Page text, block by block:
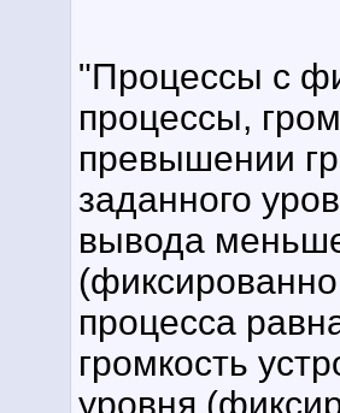
"Процессы с
процессы,
превышении
заданного
вывода
процесса
громкость
уровня